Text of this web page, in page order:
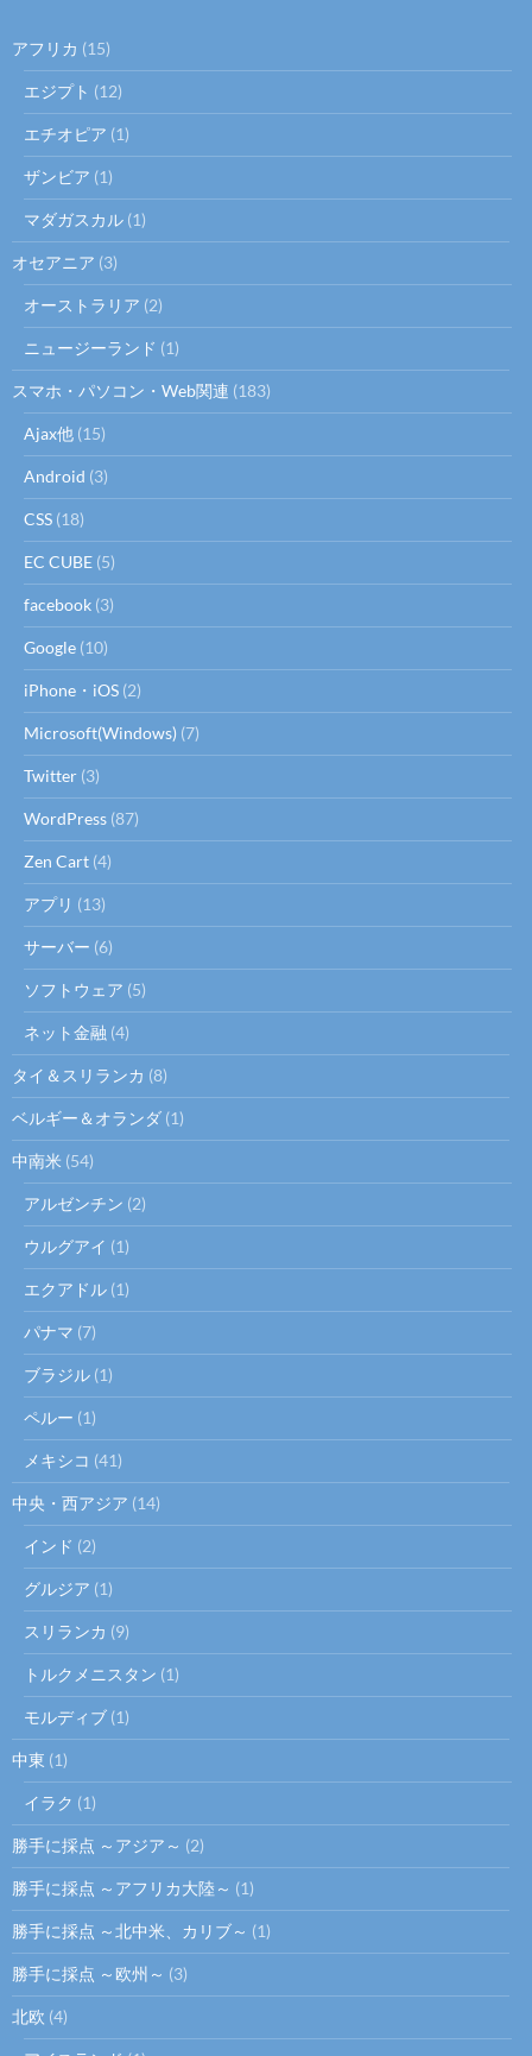
アフリカ (15)
エジプト (12)
エチオピア (1)
ザンビア (1)
マダガスカル (1)
オセアニア (3)
オーストラリア (2)
ニュージーランド (1)
スマホ・パソコン・Web関連 (183)
Ajax他 (15)
Android (3)
CSS (18)
EC CUBE (5)
facebook (3)
Google (10)
iPhone・iOS (2)
Microsoft(Windows) (7)
Twitter (3)
WordPress (87)
Zen Cart (4)
アプリ (13)
サーバー (6)
ソフトウェア (5)
ネット金融 (4)
タイ＆スリランカ (8)
ベルギー＆オランダ (1)
中南米 (54)
アルゼンチン (2)
ウルグアイ (1)
エクアドル (1)
パナマ (7)
ブラジル (1)
ペルー (1)
メキシコ (41)
中央・西アジア (14)
インド (2)
グルジア (1)
スリランカ (9)
トルクメニスタン (1)
モルディブ (1)
中東 (1)
イラク (1)
勝手に採点 ～アジア～ (2)
勝手に採点 ～アフリカ大陸～ (1)
勝手に採点 ～北中米、カリブ～ (1)
勝手に採点 ～欧州～ (3)
北欧 (4)